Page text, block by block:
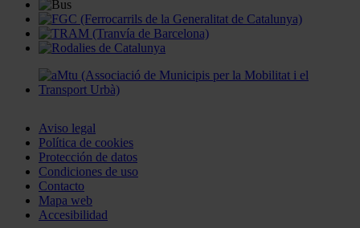
Aviso legal
Política de cookies
Protección de datos
Condiciones de uso
Contacto
Mapa web
Accesibilidad